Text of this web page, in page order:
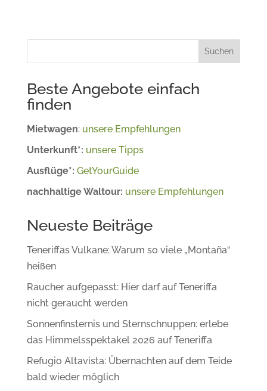
Suchen
Beste Angebote einfach
finden
Mietwagen: unsere Empfehlungen
Unterkunft*: unsere Tipps
Ausflüge*: GetYourGuide
nachhaltige Waltour: unsere Empfehlungen
Neueste Beiträge
Teneriffas Vulkane: Warum so viele „Montaña“
heißen
Raucher aufgepasst: Hier darf auf Teneriffa
nicht geraucht werden
Sonnenfinsternis und Sternschnuppen: erlebe
das Himmelsspektakel 2026 auf Teneriffa
Refugio Altavista: Übernachten auf dem Teide
bald wieder möglich